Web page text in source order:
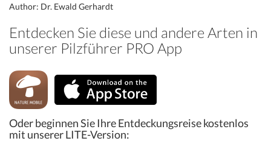
Author: Dr. Ewald Gerhardt
Entdecken Sie diese und andere Arten in
unserer Pilzführer PRO App
Oder beginnen Sie Ihre Entdeckungsreise kostenlos
mit unserer LITE-Version: